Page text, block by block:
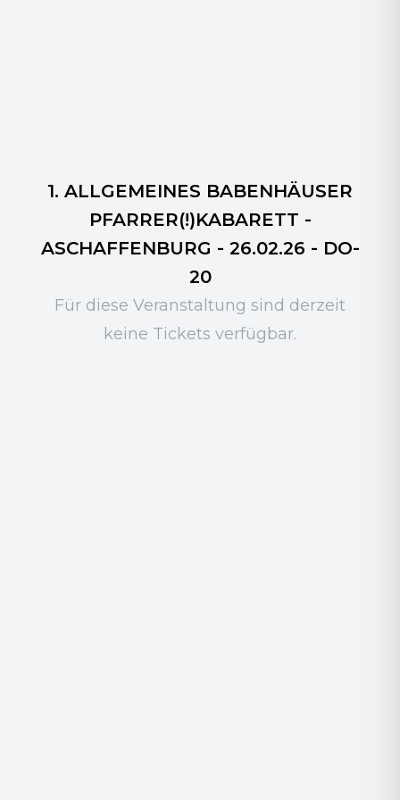
1. ALLGEMEINES BABENHÄUSER
PFARRER(!)KABARETT -
ASCHAFFENBURG - 26.02.26 - DO-
20
Für diese Veranstaltung sind derzeit
keine Tickets verfügbar.